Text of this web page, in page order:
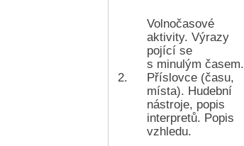
2.
Volnočasové
aktivity. Výrazy
pojící se
s minulým časem.
Příslovce (času,
místa). Hudební
nástroje, popis
interpretů. Popis
vzhledu.